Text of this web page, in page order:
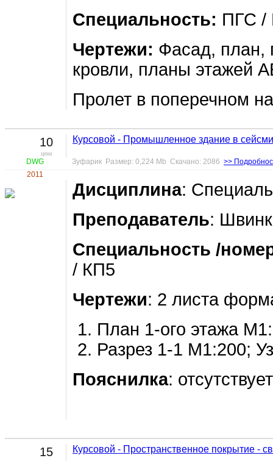
Специальность: ПГС /
Чертежи: Фасад, план,
кровли, планы этажей
Пролет в поперечном
10
цена
DWG
2011
Курсовой - Промышленное здание в
Зуфарик Размер: 0,224 Mb Скачано: 2086 >>
Дисциплина:
Преподаватель:
Специальность /
/ КП5
Чертежи: 2 листа
План 1-ого этажа
Разрез 1-1 М1:200;
Пояснилка: отсутствует
15 Курсовой - Пространственное покрытие -